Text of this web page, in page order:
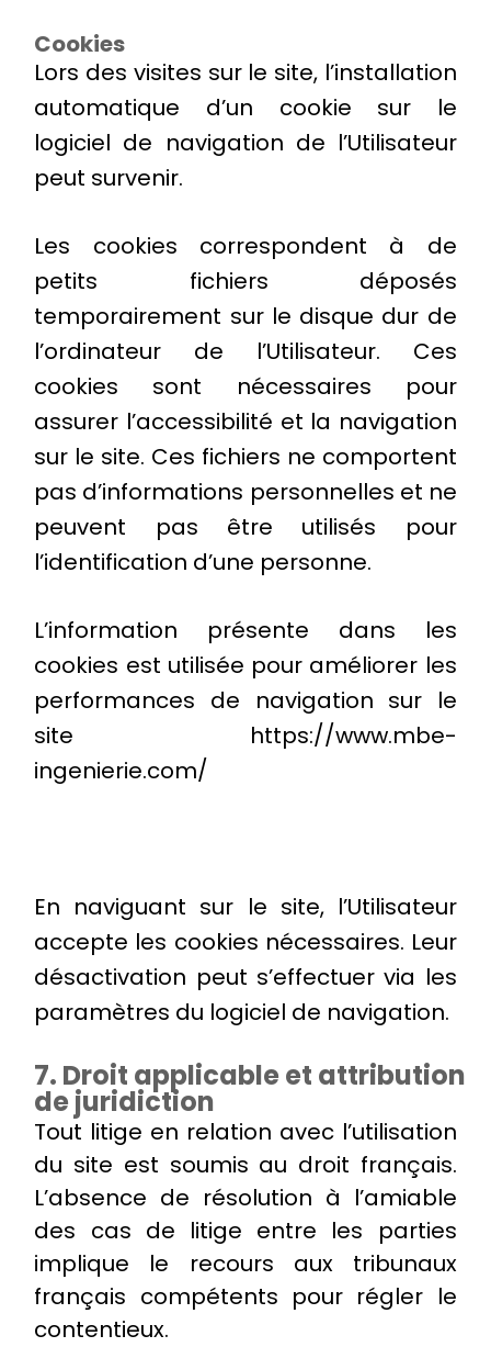
Cookies
Lors des visites sur le site, l’installation
automatique d’un cookie sur le
logiciel de navigation de l’Utilisateur
peut survenir.
Les cookies correspondent à de
petits fichiers déposés
temporairement sur le disque dur de
l’ordinateur de l’Utilisateur. Ces
cookies sont nécessaires pour
assurer l’accessibilité et la navigation
sur le site. Ces fichiers ne comportent
pas d’informations personnelles et ne
peuvent pas être utilisés pour
l’identification d’une personne.
L’information présente dans les
cookies est utilisée pour améliorer les
performances de navigation sur le
site https://www.mbe-
ingenierie.com/
En naviguant sur le site, l’Utilisateur
accepte les cookies nécessaires. Leur
désactivation peut s’effectuer via les
paramètres du logiciel de navigation.
7. Droit applicable et attribution
de juridiction
Tout litige en relation avec l’utilisation
du site est soumis au droit français.
L’absence de résolution à l’amiable
des cas de litige entre les parties
implique le recours aux tribunaux
français compétents pour régler le
contentieux.